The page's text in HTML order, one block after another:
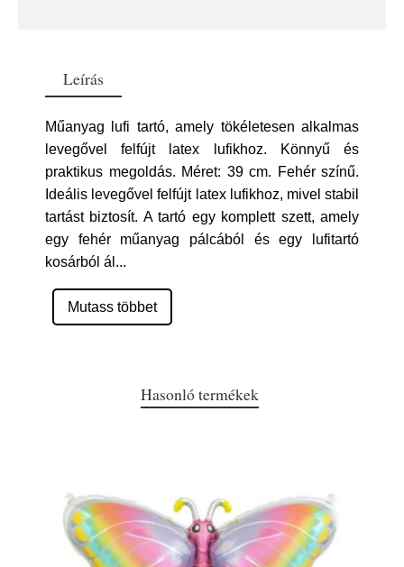
Leírás
Műanyag lufi tartó, amely tökéletesen alkalmas
levegővel felfújt latex lufikhoz. Könnyű és
praktikus megoldás. Méret: 39 cm. Fehér színű.
Ideális levegővel felfújt latex lufikhoz, mivel stabil
tartást biztosít. A tartó egy komplett szett, amely
egy fehér műanyag pálcából és egy lufitartó
kosárból ál ...
Mutass többet
Hasonló termékek